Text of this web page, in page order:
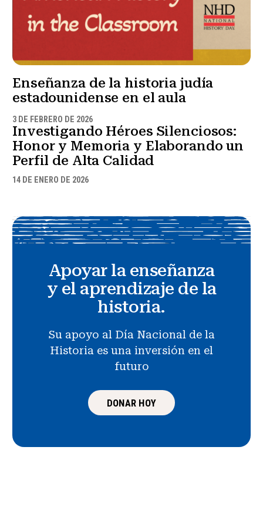
Enseñanza de la historia judía
estadounidense en el aula
3 DE FEBRERO DE 2026
Investigando Héroes Silenciosos:
Honor y Memoria y Elaborando un
Perfil de Alta Calidad
14 DE ENERO DE 2026
Apoyar la enseñanza
y el aprendizaje de la
historia.
Su apoyo al Día Nacional de la
Historia es una inversión en el
futuro
DONAR HOY